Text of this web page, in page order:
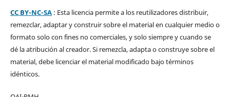
CC BY-NC-SA: Esta licencia permite a los reutilizadores distribuir,
remezclar, adaptar y construir sobre el material en cualquier medio o
formato solo con fines no comerciales, y solo siempre y cuando se
dé la atribución al creador. Si remezcla, adapta o construye sobre el
material, debe licenciar el material modificado bajo términos
idénticos.